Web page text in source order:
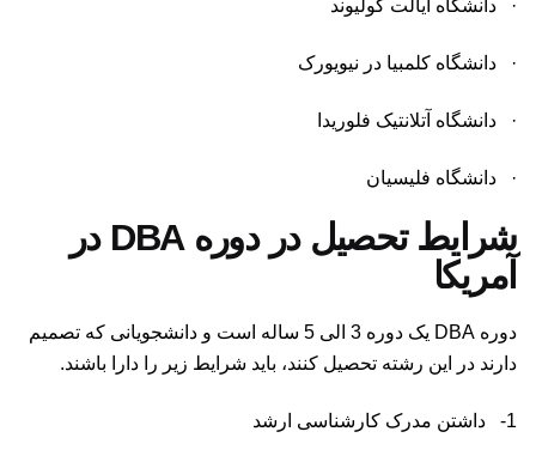
· دانشگاه ایالت کولیوند
· دانشگاه کلمبیا در نیویورک
· دانشگاه آتلانتیک فلوریدا
· دانشگاه فلیسیان
شرایط تحصیل در دوره DBA در
آمریکا
دوره DBA یک دوره 3 الی 5 ساله است و دانشجویانی که تصمیم
دارند در این رشته تحصیل کنند، باید شرایط زیر را دارا باشند.
1- داشتن مدرک کارشناسی ارشد